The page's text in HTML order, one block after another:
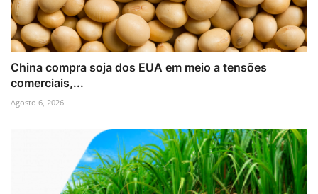
China compra soja dos EUA em meio a tensões
comerciais,...
Agosto 6, 2026